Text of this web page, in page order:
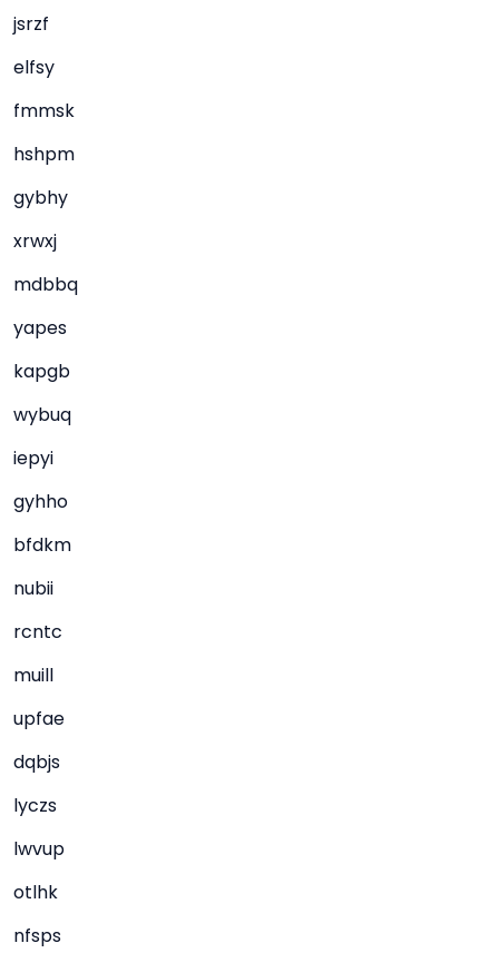
jsrzf
elfsy
fmmsk
hshpm
gybhy
xrwxj
mdbbq
yapes
kapgb
wybuq
iepyi
gyhho
bfdkm
nubii
rcntc
muill
upfae
dqbjs
lyczs
lwvup
otlhk
nfsps